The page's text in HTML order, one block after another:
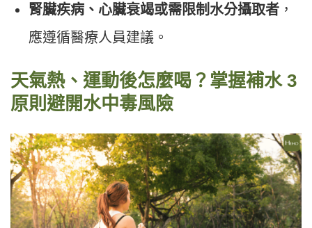
腎臟疾病、心臟衰竭或需限制水分攝取者 ，
應遵循醫療人員建議。
天氣熱、運動後怎麼喝？掌握補水 3
原則避開水中毒風險